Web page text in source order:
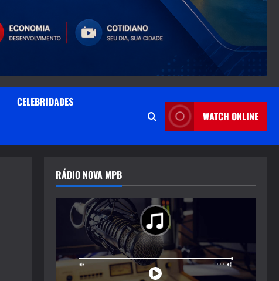
CELEBRIDADES
WATCH ONLINE
RÁDIO NOVA MPB